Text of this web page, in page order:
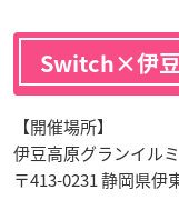
Switch×伊豆
【開催場所】
伊豆高原グランイルミ
〒413-0231 静岡県伊